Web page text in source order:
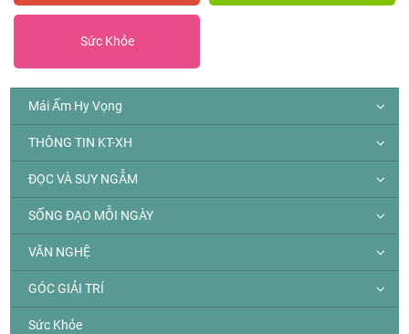
Sức Khỏe
Mái Ấm Hy Vọng
THÔNG TIN KT-XH
ĐỌC VÀ SUY NGẪM
SỐNG ĐẠO MỖI NGÀY
VĂN NGHỆ
GÓC GIẢI TRÍ
Sức Khỏe